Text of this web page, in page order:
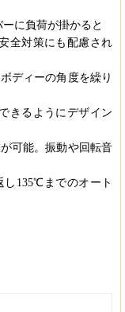
に負荷が掛かると
全対策にも配慮され
ディーの角度を繰り
きるようにデザイン
可能。振動や回転音
し135℃までのオート